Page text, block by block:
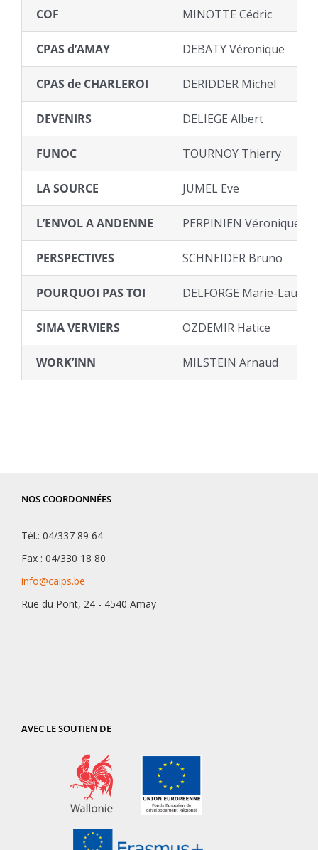
COF MINOTTE Cédric
CPAS d’AMAY DEBATY Véronique
CPAS de CHARLEROI DERIDDER Michel
DEVENIRS DELIEGE Albert
FUNOC TOURNOY Thierry
LA SOURCE JUMEL Eve
L’ENVOL A ANDENNE PERPINIEN Véronique
PERSPECTIVES SCHNEIDER Bruno
POURQUOI PAS TOI DELFORGE Marie-
SIMA VERVIERS OZDEMIR Hatice
WORK’INN MILSTEIN Arnaud
NOS COORDONNÉES
Tél.: 04/337 89 64
Fax : 04/330 18 80
info@caips.be
Rue du Pont, 24 - 4540 Amay
AVEC LE SOUTIEN DE